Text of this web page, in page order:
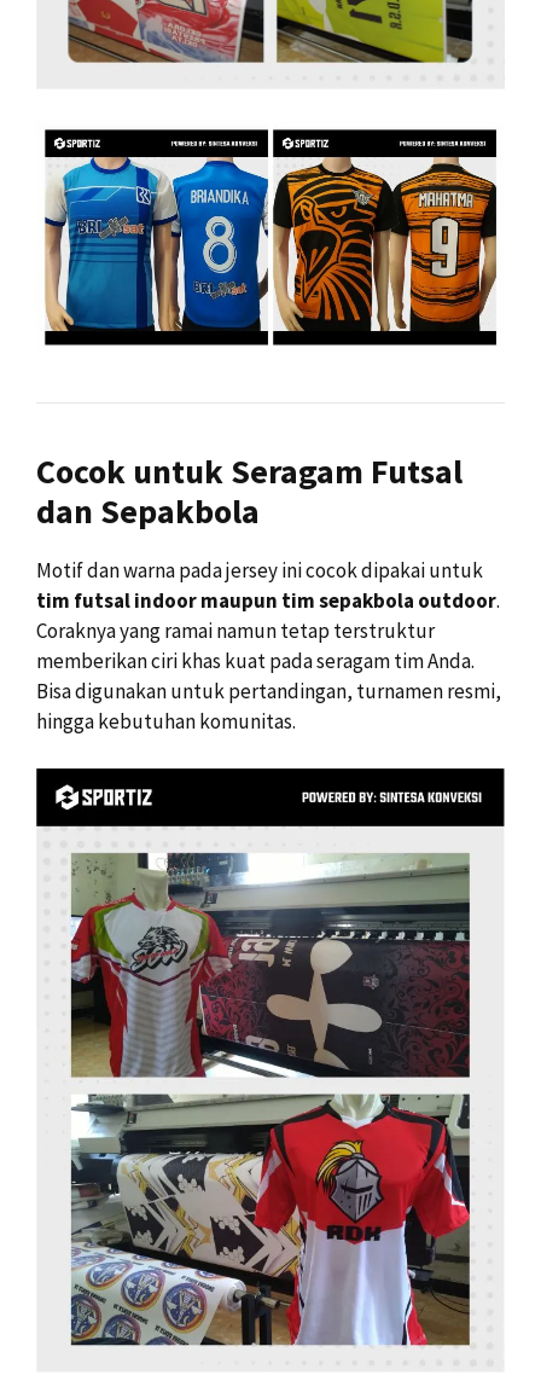
Cocok untuk Seragam Futsal
dan Sepakbola
Motif dan warna pada jersey ini cocok dipakai untuk
tim futsal indoor maupun tim sepakbola outdoor.
Coraknya yang ramai namun tetap terstruktur
memberikan ciri khas kuat pada seragam tim Anda.
Bisa digunakan untuk pertandingan, turnamen resmi,
hingga kebutuhan komunitas.